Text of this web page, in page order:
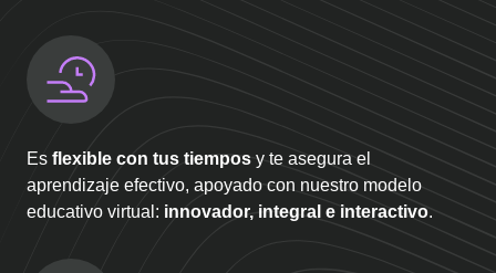
Es flexible con tus tiempos y te asegura el
aprendizaje efectivo, apoyado con nuestro modelo
educativo virtual: innovador, integral e interactivo.